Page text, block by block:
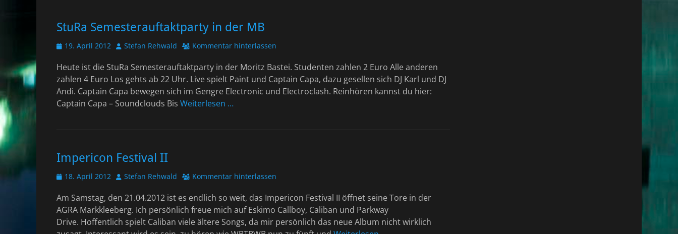
StuRa Semesterauftaktparty in der MB
Veröffentlicht
19. April 2012 AutorStefan Rehwald Kommentar hinterlassen
Heute ist die StuRa Semesterauftaktparty in der Moritz Bastei. Studenten zahlen 2 Euro Alle anderen
zahlen 4 Euro Los gehts ab 22 Uhr. Live spielt Paint und Captain Capa, dazu gesellen sich DJ Karl und DJ
Andi. Captain Capa bewegen sich im Gengre Electronic und Electroclash. Reinhören kannst du hier:
Captain Capa – Soundclouds Bis Weiterlesen …
Impericon Festival II
Veröffentlicht
18. April 2012 AutorStefan Rehwald Kommentar hinterlassen
Am Samstag, den 21.04.2012 ist es endlich so weit, das Impericon Festival II öffnet seine Tore in der
AGRA Markkleeberg. Ich persönlich freue mich auf Eskimo Callboy, Caliban und Parkway
Drive. Hoffentlich spielt Caliban viele ältere Songs, da mir persönlich das neue Album nicht wirklich